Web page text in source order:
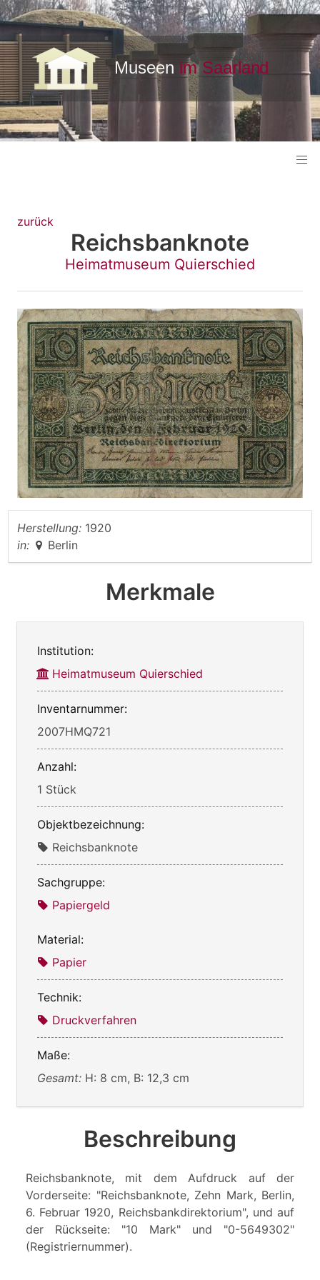
zurück
Reichsbanknote
Heimatmuseum Quierschied
Herstellung: 1920
in:
Berlin
Merkmale
Institution:
Heimatmuseum Quierschied
Inventarnummer:
2007HMQ721
Anzahl:
1 Stück
Objektbezeichnung:
Reichsbanknote
Sachgruppe:
Papiergeld
Material:
Papier
Technik:
Druckverfahren
Maße:
Gesamt: H: 8 cm, B: 12,3 cm
Beschreibung
Reichsbanknote, mit dem Aufdruck auf der
Vorderseite: "Reichsbanknote, Zehn Mark, Berlin,
6. Februar 1920, Reichsbankdirektorium", und auf
der Rückseite: "10 Mark" und "0-5649302"
(Registriernummer).